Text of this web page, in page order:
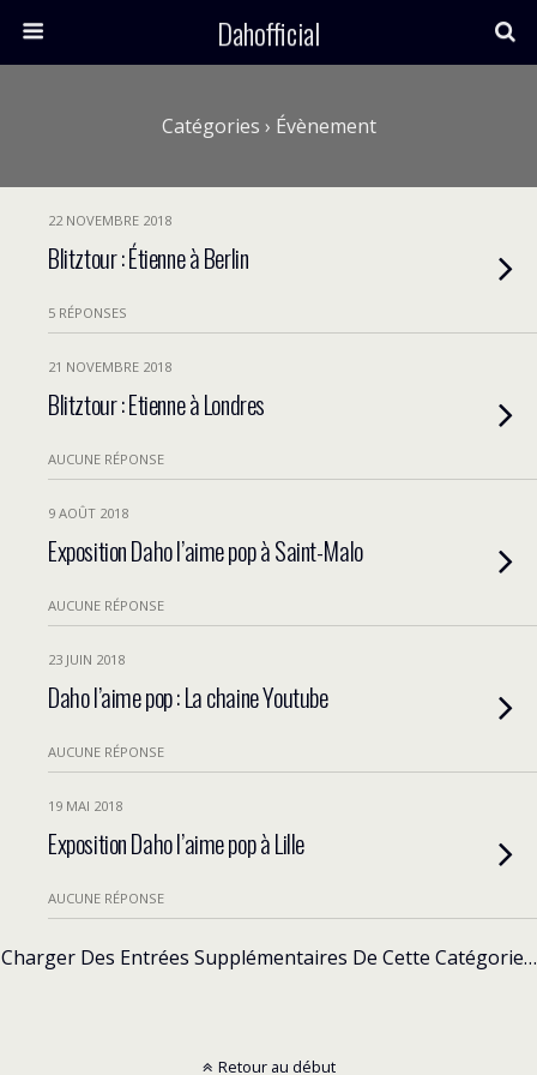
Dahofficial
Catégories › Évènement
22 NOVEMBRE 2018
Blitztour : Étienne à Berlin
5 RÉPONSES
21 NOVEMBRE 2018
Blitztour : Etienne à Londres
AUCUNE RÉPONSE
9 AOÛT 2018
Exposition Daho l’aime pop à Saint-Malo
AUCUNE RÉPONSE
23 JUIN 2018
Daho l’aime pop : La chaine Youtube
AUCUNE RÉPONSE
19 MAI 2018
Exposition Daho l’aime pop à Lille
AUCUNE RÉPONSE
Charger Des Entrées Supplémentaires De Cette Catégorie…
Retour au début